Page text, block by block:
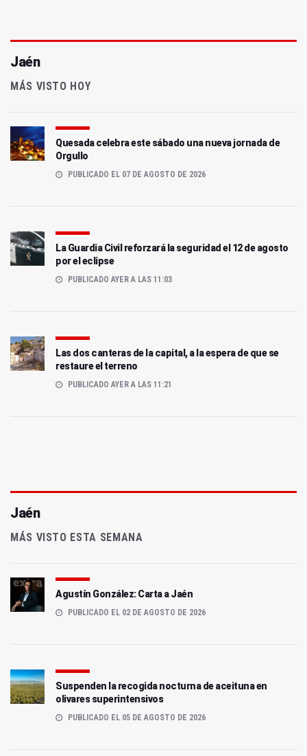
Jaén
MÁS VISTO HOY
Quesada celebra este sábado una nueva jornada de
Orgullo
PUBLICADO EL 07 DE AGOSTO DE 2026
La Guardia Civil reforzará la seguridad el 12 de agosto
por el eclipse
PUBLICADO AYER A LAS 11:03
Las dos canteras de la capital, a la espera de que se
restaure el terreno
PUBLICADO AYER A LAS 11:21
Jaén
MÁS VISTO ESTA SEMANA
Agustín González: Carta a Jaén
PUBLICADO EL 02 DE AGOSTO DE 2026
Suspenden la recogida nocturna de aceituna en
olivares superintensivos
PUBLICADO EL 05 DE AGOSTO DE 2026